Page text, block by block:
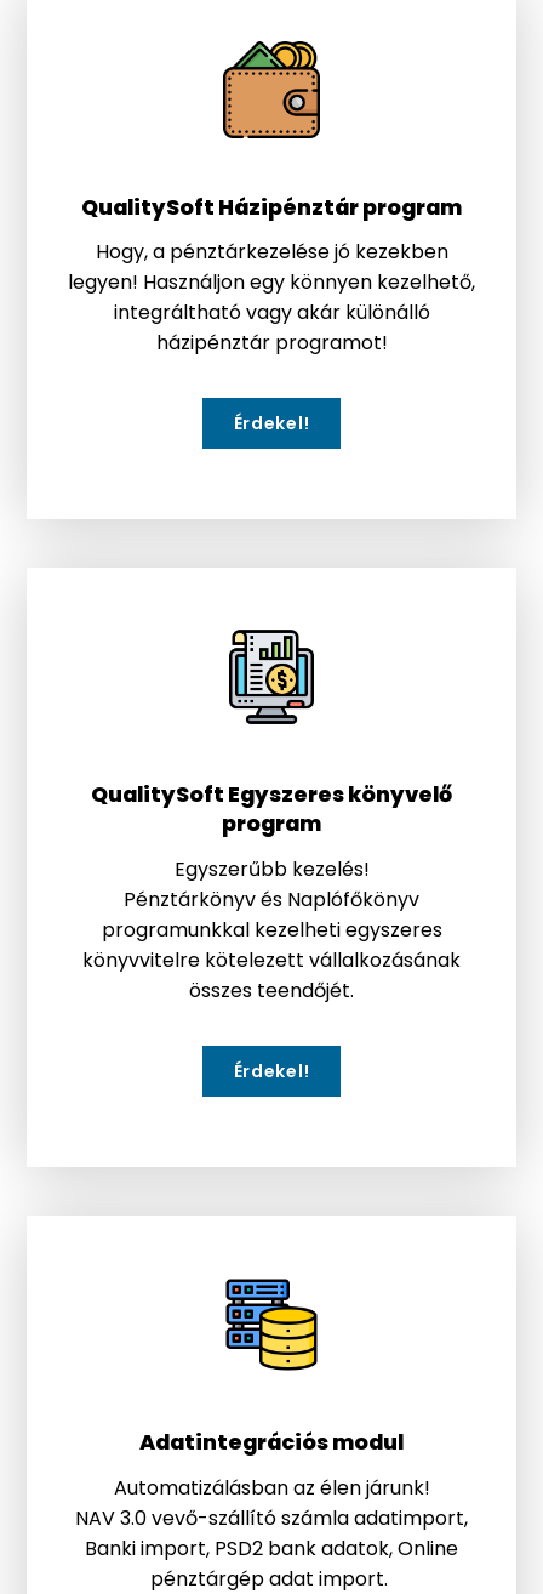
QualitySoft Házipénztár program
Hogy, a pénztárkezelése jó kezekben
legyen! Használjon egy könnyen kezelhető,
integráltható vagy akár különálló
házipénztár programot!
Érdekel!
QualitySoft Egyszeres könyvelő
program
Egyszerűbb kezelés!
Pénztárkönyv és Naplófőkönyv
programunkkal kezelheti egyszeres
könyvvitelre kötelezett vállalkozásának
összes teendőjét.
Érdekel!
Adatintegrációs modul
Automatizálásban az élen járunk!
NAV 3.0 vevő-szállító számla adatimport,
Banki import, PSD2 bank adatok, Online
pénztárgép adat import.